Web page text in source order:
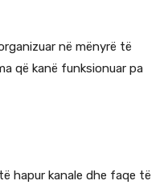
në mënyrë të
që kanë funksionuar pa
hapur kanale dhe faqe të